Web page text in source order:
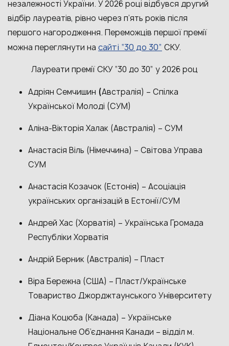
незалежності України. У 2026 році відбувся другий
відбір лауреатів, рівно через п’ять років після
першого нагородження. Переможців першої премії
можна переглянути на сайті “30 до 30” СКУ.
Лауреати премії СКУ “30 до 30” у 2026 роц
Адріян Семчишин (Австралія) – Спілка
Української Молоді (СУМ)
Аліна-Вікторія Халак (Австралія) – СУМ
Анастасія Віль (Німеччина) – Світова Управа
СУМ
Анастасія Козачок (Естонія) – Асоціація
українських організацій в Естонії/СУМ
Андрей Хас (Хорватія) – Українська Громада
Республіки Хорватія
Андрій Берник (Австралія) – Пласт
Віра Бережна (США) – Пласт/Українське
Товариство Джорджтаунського Університету
Діана Коцюба (Канада) – Українське
Національне Об’єднання Канади – відділ м.